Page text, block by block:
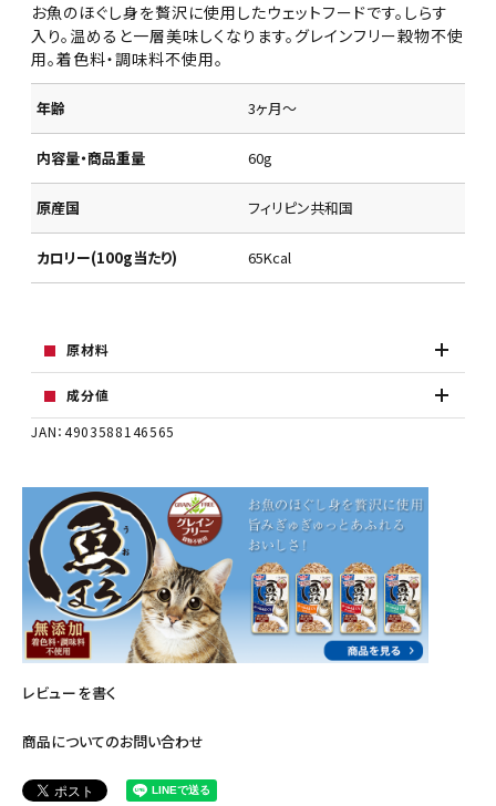
お魚のほぐし身を贅沢に使用したウェットフードです。しらす
入り。温めると一層美味しくなります。グレインフリー穀物不使
用。着色料・調味料不使用。
年齢 3ヶ月～
内容量・商品重量 60g
原産国 フィリピン共和国
カロリー(100g当たり) 65Kcal
原材料
成分値
JAN：4903588146565
レビューを書く
商品についてのお問い合わせ